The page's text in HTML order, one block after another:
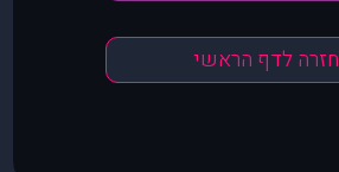
חזרה לדף הראשי